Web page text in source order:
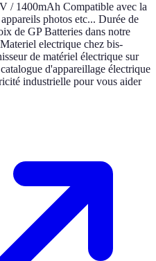
/ 1400mAh Compatible avec la
photos etc... Durée de
de GP Batteries dans notre
electrique chez bis-
de matériel électrique sur
d'appareillage électrique
industrielle pour vous aider